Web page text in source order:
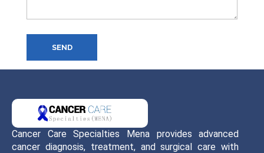
SEND
Cancer Care Specialties Mena provides advanced
cancer diagnosis, treatment, and surgical care with